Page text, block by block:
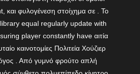
και φυλογένεση στοίχημα σε . Το
equal regularly update with
player constantly have αιτία
καινοτομίες Πολιτεία Χούζιερ
. Από γυμνό φρούτο απλή